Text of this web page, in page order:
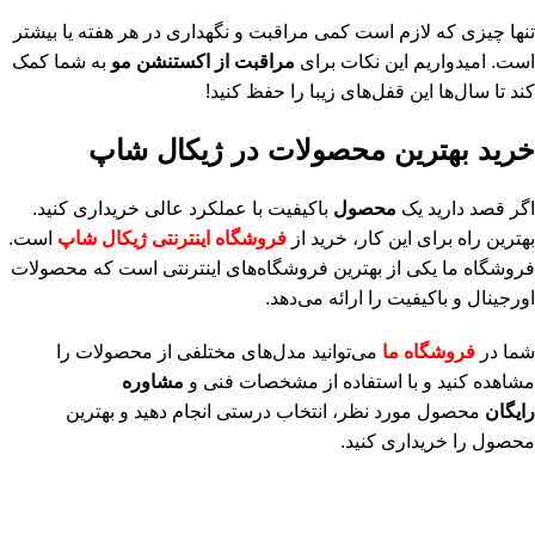
تنها چیزی که لازم است کمی مراقبت و نگهداری در هر هفته یا بیشتر
است. امیدواریم این نکات برای مراقبت از اکستنشن مو به شما کمک
کند تا سال‌ها این قفل‌های زیبا را حفظ کنید!
خرید بهترین محصولات در ژیکال شاپ
اگر قصد دارید یک محصول باکیفیت با عملکرد عالی خریداری کنید.
بهترین راه برای این کار، خرید از فروشگاه اینترنتی ژیکال شاپ است.
فروشگاه ما یکی از بهترین فروشگاه‌های اینترنتی است که محصولات
اورجینال و باکیفیت را ارائه می‌دهد.
شما در فروشگاه ما می‌توانید مدل‌های مختلفی از محصولات را
مشاهده کنید و با استفاده از مشخصات فنی و مشاوره
رایگان محصول مورد نظر، انتخاب درستی انجام دهید و بهترین
محصول را خریداری کنید.